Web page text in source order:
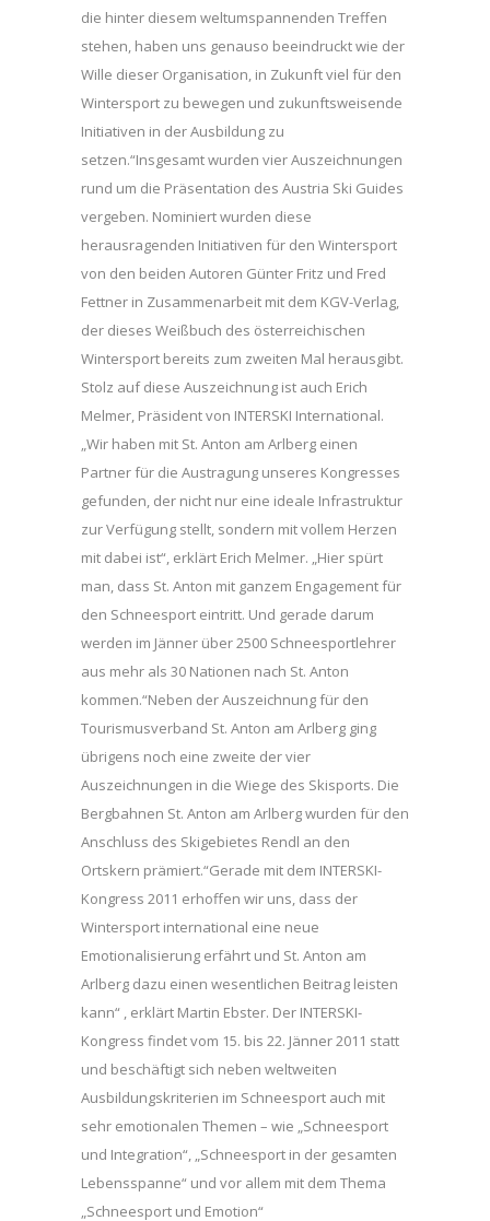
die hinter diesem weltumspannenden Treffen
stehen, haben uns genauso beeindruckt wie der
Wille dieser Organisation, in Zukunft viel für den
Wintersport zu bewegen und zukunftsweisende
Initiativen in der Ausbildung zu
setzen.“Insgesamt wurden vier Auszeichnungen
rund um die Präsentation des Austria Ski Guides
vergeben. Nominiert wurden diese
herausragenden Initiativen für den Wintersport
von den beiden Autoren Günter Fritz und Fred
Fettner in Zusammenarbeit mit dem KGV-Verlag,
der dieses Weißbuch des österreichischen
Wintersport bereits zum zweiten Mal herausgibt.
Stolz auf diese Auszeichnung ist auch Erich
Melmer, Präsident von INTERSKI International.
„Wir haben mit St. Anton am Arlberg einen
Partner für die Austragung unseres Kongresses
gefunden, der nicht nur eine ideale Infrastruktur
zur Verfügung stellt, sondern mit vollem Herzen
mit dabei ist“, erklärt Erich Melmer. „Hier spürt
man, dass St. Anton mit ganzem Engagement für
den Schneesport eintritt. Und gerade darum
werden im Jänner über 2500 Schneesportlehrer
aus mehr als 30 Nationen nach St. Anton
kommen.“Neben der Auszeichnung für den
Tourismusverband St. Anton am Arlberg ging
übrigens noch eine zweite der vier
Auszeichnungen in die Wiege des Skisports. Die
Bergbahnen St. Anton am Arlberg wurden für den
Anschluss des Skigebietes Rendl an den
Ortskern prämiert.“Gerade mit dem INTERSKI-
Kongress 2011 erhoffen wir uns, dass der
Wintersport international eine neue
Emotionalisierung erfährt und St. Anton am
Arlberg dazu einen wesentlichen Beitrag leisten
kann“ , erklärt Martin Ebster. Der INTERSKI-
Kongress findet vom 15. bis 22. Jänner 2011 statt
und beschäftigt sich neben weltweiten
Ausbildungskriterien im Schneesport auch mit
sehr emotionalen Themen – wie „Schneesport
und Integration“, „Schneesport in der gesamten
Lebensspanne“ und vor allem mit dem Thema
„Schneesport und Emotion“